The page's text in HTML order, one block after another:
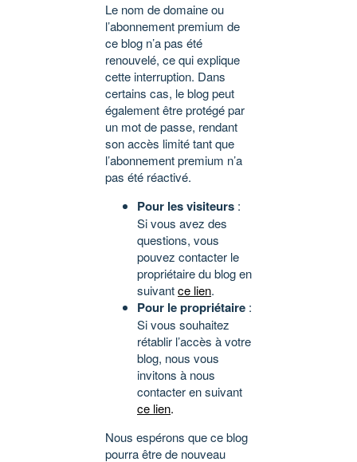
Le nom de domaine ou
l’abonnement premium de
ce blog n’a pas été
renouvelé, ce qui explique
cette interruption. Dans
certains cas, le blog peut
également être protégé par
un mot de passe, rendant
son accès limité tant que
l’abonnement premium n’a
pas été réactivé.
Pour les visiteurs :
Si vous avez des
questions, vous
pouvez contacter le
propriétaire du blog en
suivantce lien.
Pour le propriétaire :
Si vous souhaitez
rétablir l’accès à votre
blog, nous vous
invitons à nous
contacter en suivant
ce lien.
Nous espérons que ce blog
pourra être de nouveau